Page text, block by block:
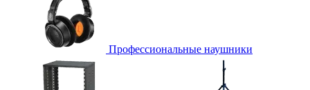
Профессиональные наушники